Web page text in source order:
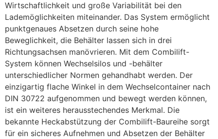
Wirtschaftlichkeit und große Variabilität bei den
Lademöglichkeiten miteinander. Das System ermöglicht
punktgenaues Absetzen durch seine hohe
Beweglichkeit, die Behälter lassen sich in drei
Richtungsachsen manövrieren. Mit dem Combilift-
System können Wechselsilos und -behälter
unterschiedlicher Normen gehandhabt werden. Der
einzigartig flache Winkel in dem Wechselcontainer nach
DIN 30722 aufgenommen und bewegt werden können,
ist ein weiteres herausstechendes Merkmal. Die
bekannte Heckabstützung der Combilift-Baureihe sorgt
für ein sicheres Aufnehmen und Absetzen der Behälter